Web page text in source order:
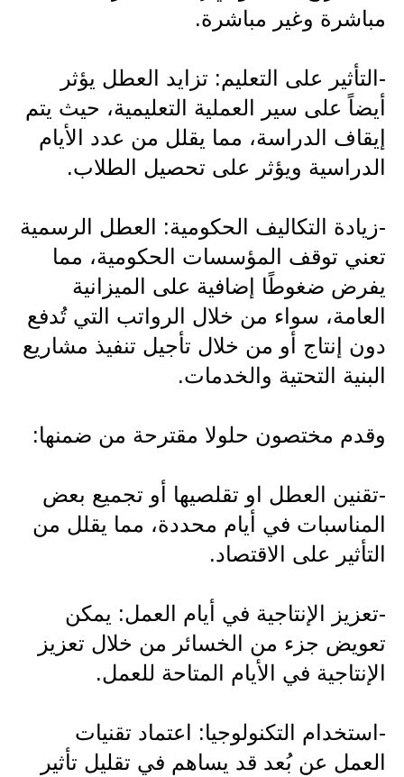
المرحلة المتوسطة
المرحلة الاعدادية
الجامعات
استمارة القبول المركزي
نتائج القبول المركزي
الطقس
العطل
فن ومشاهير
العامة
مباشرة وغير مباشرة.
-التأثير على التعليم: تزايد العطل يؤثر
أيضاً على سير العملية التعليمية، حيث يتم
إيقاف الدراسة، مما يقلل من عدد الأيام
الدراسية ويؤثر على تحصيل الطلاب.
-زيادة التكاليف الحكومية: العطل الرسمية
تعني توقف المؤسسات الحكومية، مما
يفرض ضغوطًا إضافية على الميزانية
العامة، سواء من خلال الرواتب التي تُدفع
دون إنتاج أو من خلال تأجيل تنفيذ مشاريع
البنية التحتية والخدمات.
وقدم مختصون حلولا مقترحة من ضمنها:
-تقنين العطل او تقلصيها أو تجميع بعض
المناسبات في أيام محددة، مما يقلل من
التأثير على الاقتصاد.
-تعزيز الإنتاجية في أيام العمل: يمكن
تعويض جزء من الخسائر من خلال تعزيز
الإنتاجية في الأيام المتاحة للعمل.
-استخدام التكنولوجيا: اعتماد تقنيات
العمل عن بُعد قد يساهم في تقليل تأثير